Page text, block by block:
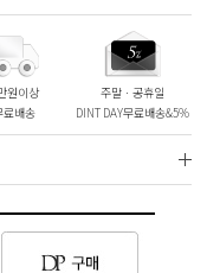
원이상
료배송
주말ㆍ공휴일
DINT DAY무료배송&5%